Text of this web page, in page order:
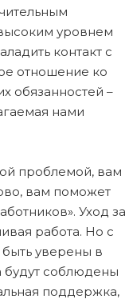
уровнем
контакт с
отношение ко
обязанностей –
нами
проблемой, вам
вам поможет
Уход за
работа. Но с
уверены в
будут соблюдены
поддержка,